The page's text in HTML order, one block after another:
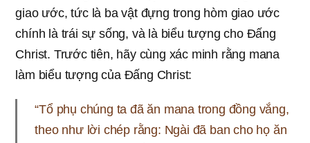
giao ước, tức là ba vật đựng trong hòm giao ước
chính là trái sự sống, và là biểu tượng cho Đấng
Christ. Trước tiên, hãy cùng xác minh rằng mana
làm biểu tượng của Đấng Christ:
“Tổ phụ chúng ta đã ăn mana trong đồng vắng,
theo như lời chép rằng: Ngài đã ban cho họ ăn